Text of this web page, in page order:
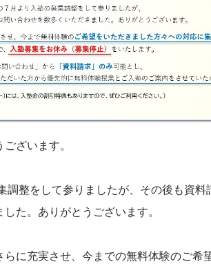
ざいます。
調整をして参りましたが、その後も資料
た。ありがとうございます。
に充実させ、今までの無料体験のご希